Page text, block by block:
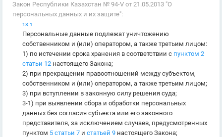
Закон Республики Казахстан № 94-V от 21.05.2013 "О
персональных данных и их защите":
18.1
Персональные данные подлежат уничтожению
собственником и (или) оператором, а также третьим лицом:
1) по истечении срока хранения в соответствии с пунктом 2
статьи 12 настоящего Закона;
2) при прекращении правоотношений между субъектом,
собственником и (или) оператором, а также третьим лицом;
3) при вступлении в законную силу решения суда;
3-1) при выявлении сбора и обработки персональных
данных без согласия субъекта или его законного
представителя, за исключением случаев, предусмотренных
пунктом 5 статьи 7 и статьей 9 настоящего Закона;